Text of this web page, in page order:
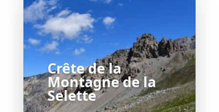
Crête de la
Montagne de la
Selette